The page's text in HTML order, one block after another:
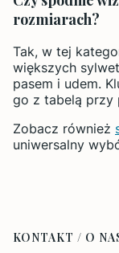
rozmiarach?
Tak, w tej
większych
pasem i udem.
go z tabelą przy
Zobacz również
uniwersalny
Linki w
KONTAKT / O